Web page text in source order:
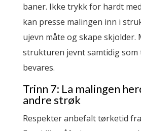
baner. Ikke trykk for hardt
kan presse malingen inn i
ujevn måte og skape skjolder.
strukturen jevnt samtidig som
bevares.
Trinn 7: La malingen
andre strøk
Respekter anbefalt tørketid